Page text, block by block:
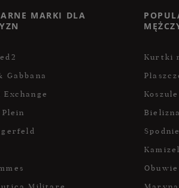
MARKI DLA
Gabbana
Exchange
Kurtki